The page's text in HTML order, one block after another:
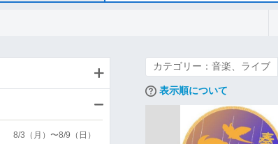
カテゴリー：音楽、ライブ
表示順について
8/3（月）〜8/9（日）